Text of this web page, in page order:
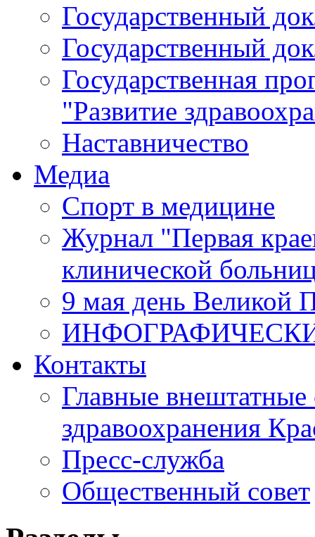
Государственный
Государственный
Государственная
"Развитие
Наставничество
Медиа
Спорт в медицине
Журнал "Первая
клинической
9 мая день Великой
Контакты
Главные внештатные
здравоохранения
Пресс-служба
Общественный совет